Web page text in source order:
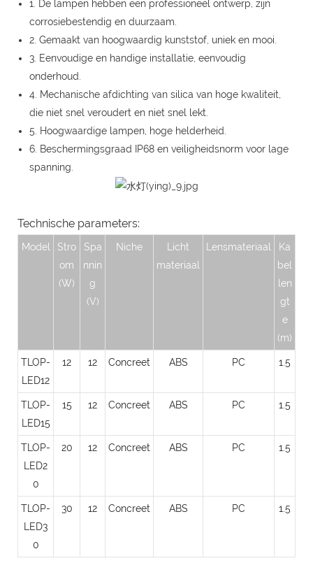
1. De lampen hebben een professioneel ontwerp, zijn
corrosiebestendig en duurzaam.
2. Gemaakt van hoogwaardig kunststof, uniek en mooi.
3. Eenvoudige en handige installatie, eenvoudig
onderhoud.
4. Mechanische afdichting van silica van hoge kwaliteit,
die niet snel veroudert en niet snel lekt.
5. Hoogwaardige lampen, hoge helderheid.
6. Beschermingsgraad IP68 en veiligheidsnorm voor lage
spanning.
Technische parameters:
Model
Stro
om
(W)
Spa
nnin
g
(V)
Niche
Licht
materiaal
Lensmateriaal
Ka
bel
len
gt
e
(m)
TLOP-
LED12
12 12 Concreet ABS PC 1.5
TLOP-
LED15
15 12 Concreet ABS PC 1.5
TLOP-
LED2
0
20 12 Concreet ABS PC 1.5
TLOP-
LED3
0
30 12 Concreet ABS PC 1.5